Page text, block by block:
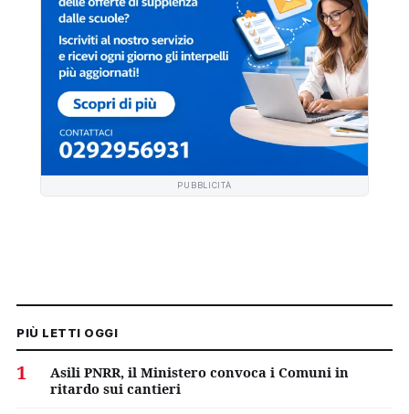
PUBBLICITÀ
PIÙ LETTI OGGI
1
Asili PNRR, il Ministero convoca i Comuni in
ritardo sui cantieri